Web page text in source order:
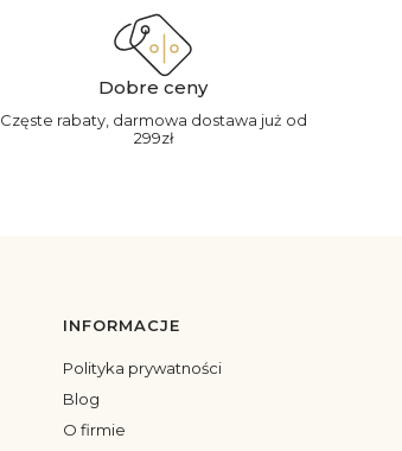
Dobre ceny
Częste rabaty, darmowa dostawa już od
299zł
INFORMACJE
Polityka prywatności
Blog
O firmie